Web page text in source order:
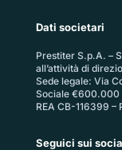
Dati societari
Prestiter S.p.A. –
all’attività di
Sede legale: Via
Sociale €600.000
REA CB-116399
Seguici sui